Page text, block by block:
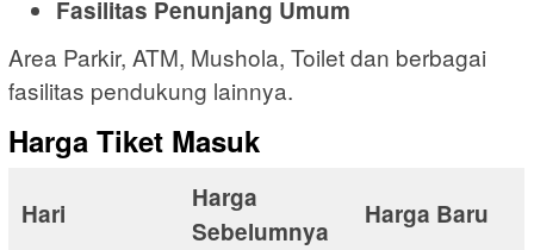
Fasilitas Penunjang Umum
Area Parkir, ATM, Mushola, Toilet dan berbagai
fasilitas pendukung lainnya.
Harga Tiket Masuk
Hari
Harga
Sebelumnya
Harga Baru